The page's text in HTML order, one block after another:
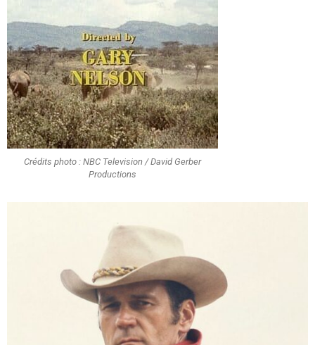
Crédits photo : NBC Television / David Gerber
Productions